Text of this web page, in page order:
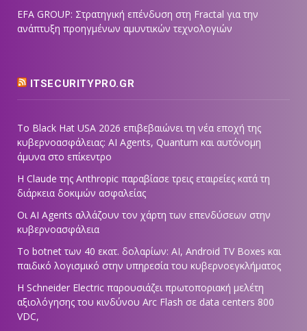
EFA GROUP: Στρατηγική επένδυση στη Fractal για την
ανάπτυξη προηγμένων αμυντικών τεχνολογιών
ITSECURITYPRO.GR
Το Black Hat USA 2026 επιβεβαιώνει τη νέα εποχή της
κυβερνοασφάλειας: AI Agents, Quantum και αυτόνομη
άμυνα στο επίκεντρο
Η Claude της Anthropic παραβίασε τρεις εταιρείες κατά τη
διάρκεια δοκιμών ασφαλείας
Οι AI Agents αλλάζουν τον χάρτη των επενδύσεων στην
κυβερνοασφάλεια
Το botnet των 40 εκατ. δολαρίων: AI, Android TV Boxes και
παιδικό λογισμικό στην υπηρεσία του κυβερνοεγκλήματος
Η Schneider Electric παρουσιάζει πρωτοποριακή μελέτη
αξιολόγησης του κινδύνου Arc Flash σε data centers 800
VDC,